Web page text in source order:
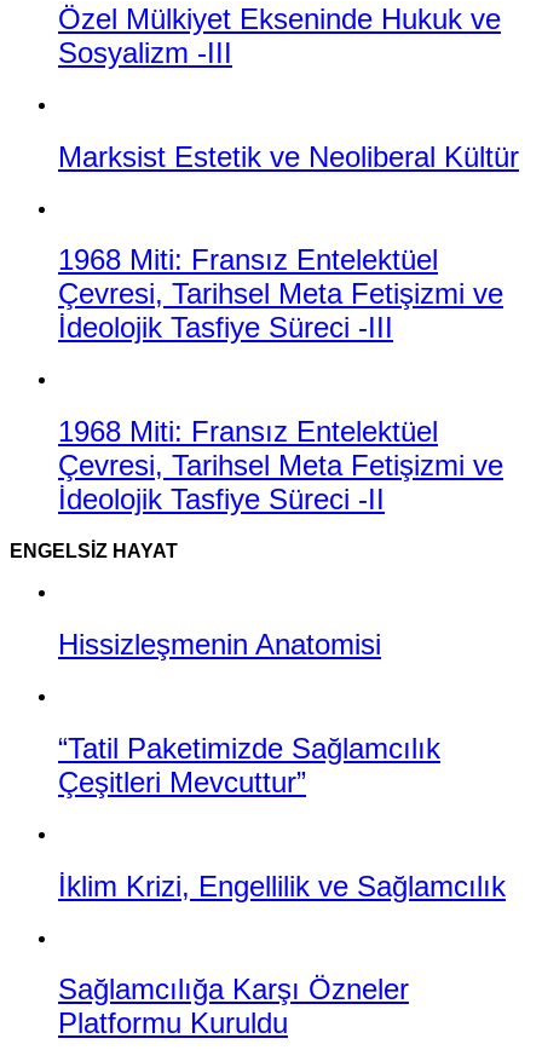
Özel Mülkiyet Ekseninde Hukuk ve
Sosyalizm -III
Marksist Estetik ve Neoliberal Kültür
1968 Miti: Fransız Entelektüel
Çevresi, Tarihsel Meta Fetişizmi ve
İdeolojik Tasfiye Süreci -III
1968 Miti: Fransız Entelektüel
Çevresi, Tarihsel Meta Fetişizmi ve
İdeolojik Tasfiye Süreci -II
ENGELSIZ HAYAT
Hissizleşmenin Anatomisi
“Tatil Paketimizde Sağlamcılık
Çeşitleri Mevcuttur”
İklim Krizi, Engellilik ve Sağlamcılık
Sağlamcılığa Karşı Özneler
Platformu Kuruldu